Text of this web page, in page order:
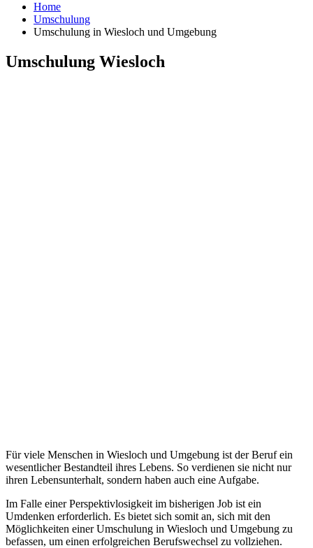
Home
Umschulung
Umschulung in Wiesloch und Umgebung
Umschulung Wiesloch
Für viele Menschen in Wiesloch und Umgebung ist der Beruf ein
wesentlicher Bestandteil ihres Lebens. So verdienen sie nicht nur
ihren Lebensunterhalt, sondern haben auch eine Aufgabe.
Im Falle einer Perspektivlosigkeit im bisherigen Job ist ein
Umdenken erforderlich. Es bietet sich somit an, sich mit den
Möglichkeiten einer Umschulung in Wiesloch und Umgebung zu
befassen, um einen erfolgreichen Berufswechsel zu vollziehen.